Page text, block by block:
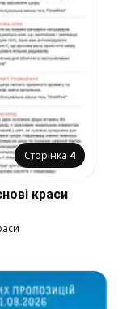
Сторінка 4
краси